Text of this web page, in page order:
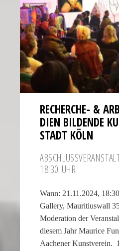
RECHERCHE- &
DIEN BILDENDE
STADT KÖLN
18:30 UHR
Wann: 21.11.2024,
Gallery, Mauritiuswall
Moderation der
diesem Jahr Maurice
Aachener Kunstverein.